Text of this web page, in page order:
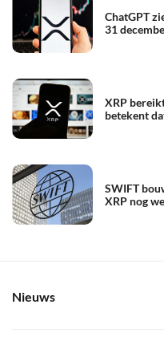
ChatGPT
31
XRP
betekent
SWIFT
XRP nog
Nieuws